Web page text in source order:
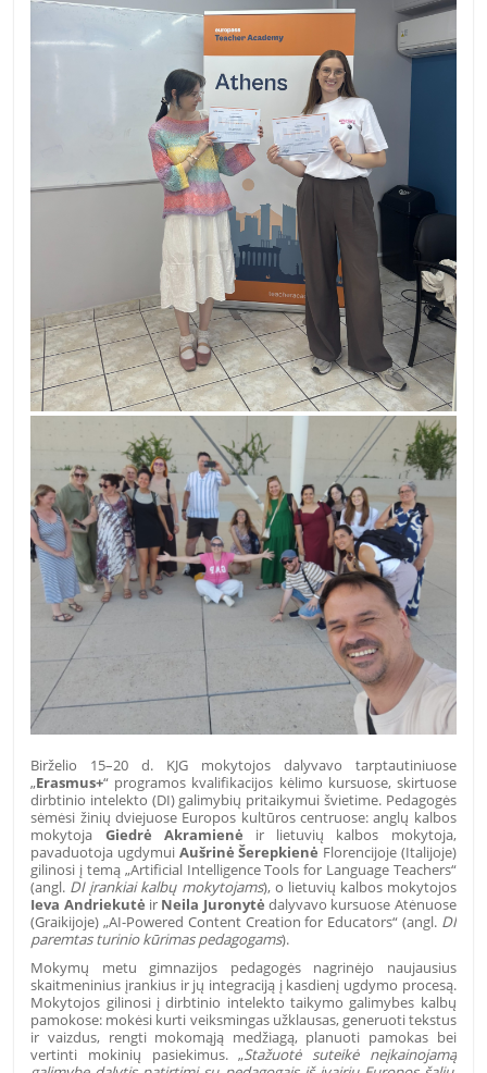
Birželio 15–20 d. KJG mokytojos dalyvavo tarptautiniuose
„Erasmus+“ programos kvalifikacijos kėlimo kursuose, skirtuose
dirbtinio intelekto (DI) galimybių pritaikymui švietime. Pedagogės
sėmėsi žinių dviejuose Europos kultūros centruose: anglų kalbos
mokytoja Giedrė Akramienė ir lietuvių kalbos mokytoja,
pavaduotoja ugdymui Aušrinė Šerepkienė Florencijoje (Italijoje)
gilinosi į temą „Artificial Intelligence Tools for Language Teachers“
(angl. DI įrankiai kalbų mokytojams), o lietuvių kalbos mokytojos
Ieva Andriekutė ir Neila Juronytė dalyvavo kursuose Atėnuose
(Graikijoje) „AI-Powered Content Creation for Educators“ (angl. DI
paremtas turinio kūrimas pedagogams).
Mokymų metu gimnazijos pedagogės nagrinėjo naujausius
skaitmeninius įrankius ir jų integraciją į kasdienį ugdymo procesą.
Mokytojos gilinosi į dirbtinio intelekto taikymo galimybes kalbų
pamokose: mokėsi kurti veiksmingas užklausas, generuoti tekstus
ir vaizdus, rengti mokomąją medžiagą, planuoti pamokas bei
vertinti mokinių pasiekimus. „Stažuotė suteikė neįkainojamą